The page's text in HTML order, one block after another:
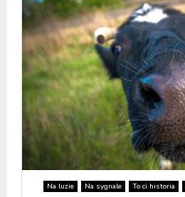
Na luzie Na sygnale To ci historia